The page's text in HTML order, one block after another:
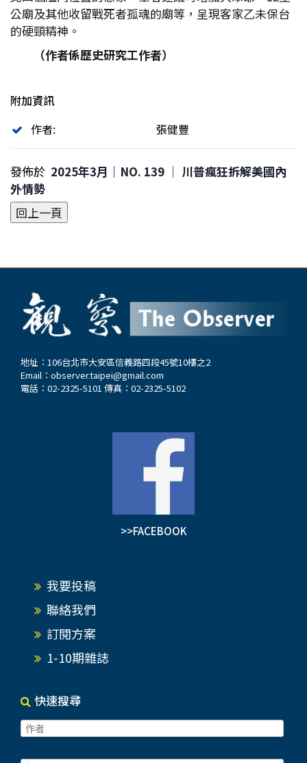
公廟及其他收留戰死者孤魂的廟等，呈現客家乙未保台
的硬頸精神。
（作者係歷史研究工作者）
附加資訊
作者:
張健豐
發佈於 2025年3月｜NO. 139 │ 川普瘋狂拆解美國內
外情勢
地址：106台北市大安區信義路四段45號10樓之2
Email： observer.taipei@gmail.com
電話：02-2325-5101 傳真：02-2325-5102
>>FACEBOOK
我要投稿
聯絡我們
訂閱方案
1-10期雜誌
快速搜尋